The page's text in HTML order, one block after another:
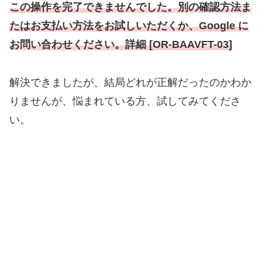
この操作を完了できませんでした。別の確認方法ま
たはお支払い方法をお試しいただくか、Google に
お問い合わせください。詳細 [OR-BAAVFT-03]
解決できましたが、結局どれが正解だったのかわか
りませんが、悩まれている方、試してみてくださ
い。